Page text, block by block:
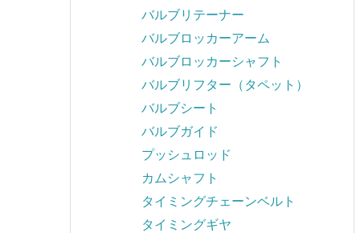
バルブリテーナー
バルブロッカーアーム
バルブロッカーシャフト
バルブリフター（タペット）
バルブシート
バルブガイド
プッシュロッド
カムシャフト
タイミングチェーンベルト
タイミングギヤ